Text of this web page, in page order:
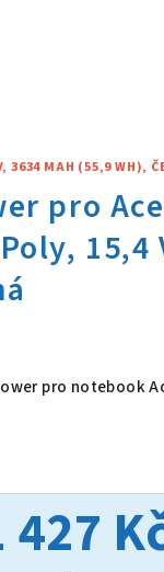
3634 MAH (55,9 WH),
pro
pro notebook
427